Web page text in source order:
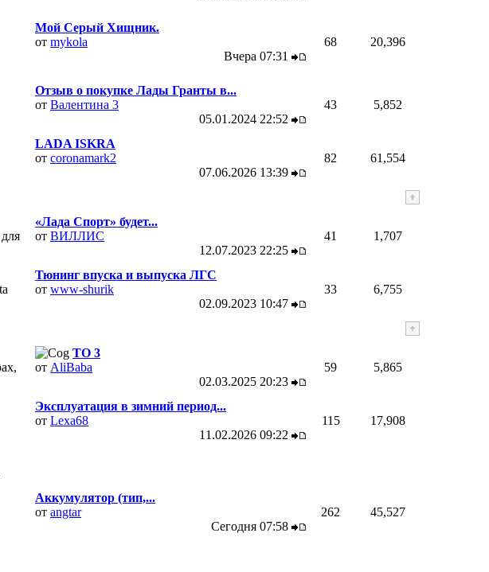
Мой Серый Хищник.
от mykola
Вчера 07:31
68 20,396
Отзыв о покупке Лады Гранты в...
от Валентина 3
05.01.2024 22:52
43 5,852
LADA ISKRA
от coronamark2
07.06.2026 13:39
82 61,554
«Лада Спорт» будет...
от ВИЛЛИС
12.07.2023 22:25
41 1,707
Тюнинг впуска и выпуска ЛГС
от www-shurik
02.09.2023 10:47
33 6,755
ТО 3
от AliBaba
02.03.2025 20:23
59 5,865
Эксплуатация в зимний период...
от Lexa68
11.02.2026 09:22
115 17,908
Аккумулятор (тип,...
от angtar
Сегодня 07:58
262 45,527